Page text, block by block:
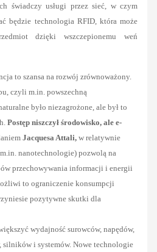
świadczy usługi przez sieć, w czym
będzie technologia RFID, która może
dzięki wszczepionemu weń
to szansa na rozwój zrównoważony.
czyli m.in. powszechną
było niezagrożone, ale był to
Postęp niszczył środowisko, ale e-
Jacquesa Attali, w relatywnie
nanotechnologie) pozwolą na
przechowywania informacji i energii
to ograniczenie konsumpcji
pozytywne skutki dla
wydajność surowców, napędów,
i systemów. Nowe technologie